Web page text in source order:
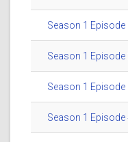
Season 1
Season 1
Season 1
Season 1